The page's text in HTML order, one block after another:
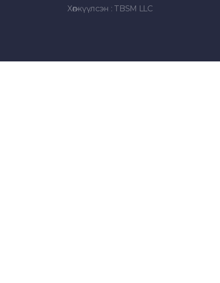
Хөгжүүлсэн : TBSM LLC